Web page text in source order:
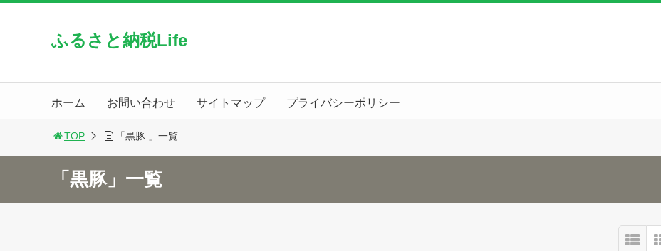
ふるさと納税Life
ホーム お問い合わせ サイトマップ プライバシーポリシー
TOP 「黒豚 」一覧
「黒豚」一覧